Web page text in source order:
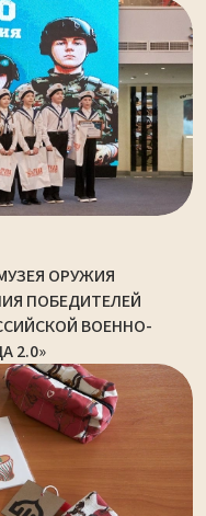
ОРУЖИЯ
ПОБЕДИТЕЛЕЙ
ВОЕННО-
2.0»